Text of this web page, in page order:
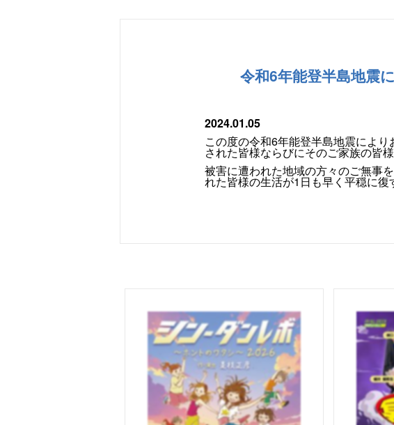
令和6年能登半島地震
2024.01.05
この度の令和6年能登半島地震によ
された皆様ならびにそのご家族の皆
被害に遭われた地域の方々のご無事
れた皆様の生活が1日も早く平穏に復